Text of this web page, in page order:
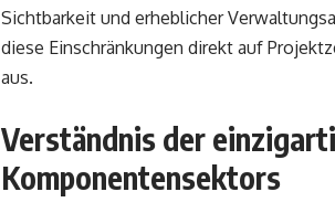
Sichtbarkeit und erheblicher
diese Einschränkungen direkt auf
aus.
Verständnis der
Komponentensektors